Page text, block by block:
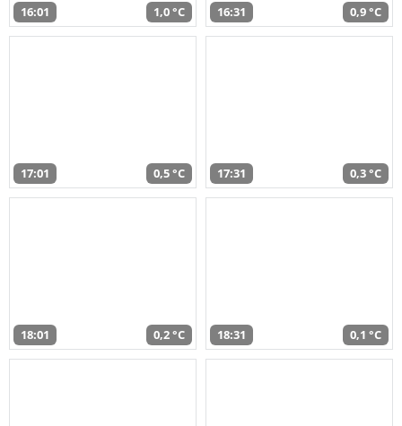
16:01 1,0 °C 16:31 0,9 °C
17:01 0,5 °C 17:31 0,3 °C
18:01 0,2 °C 18:31 0,1 °C